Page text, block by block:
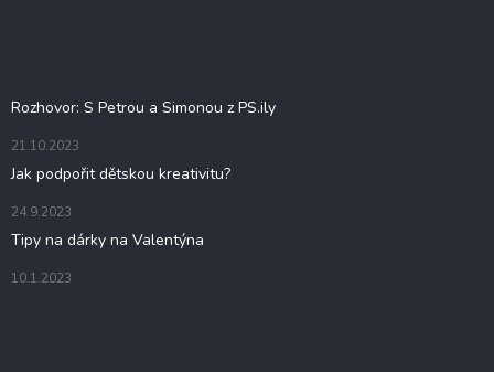
Rozhovor: S Petrou a Simonou z PS.ily
21.10.2023
Jak podpořit dětskou kreativitu?
24.9.2023
Tipy na dárky na Valentýna
10.1.2023